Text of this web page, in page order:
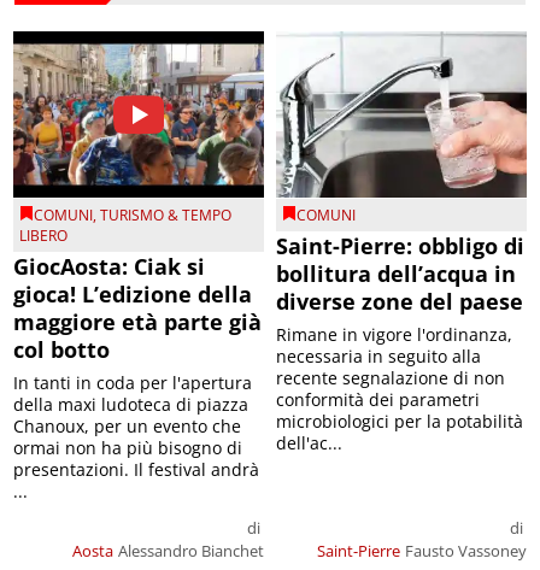
COMUNI,TURISMO & TEMPO
LIBERO
GiocAosta: Ciak si
gioca! L’edizione della
maggiore età parte già
col botto
Aosta
di
Alessandro Bianchet
In tanti in coda per l'apertura
della maxi ludoteca di piazza
Chanoux, per un evento che
ormai non ha più bisogno di
presentazioni. Il festival andrà
...
COMUNI
Saint-Pierre: obbligo di
bollitura dell’acqua in
diverse zone del paese
Saint-Pierre
di
Fausto Vassoney
Rimane in vigore l'ordinanza,
necessaria in seguito alla
recente segnalazione di non
conformità dei parametri
microbiologici per la potabilità
dell'ac...